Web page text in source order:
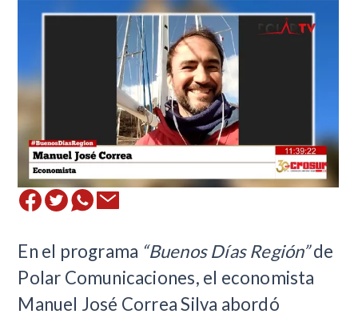
En el programa “Buenos Días Región”de
Polar Comunicaciones, el economista
Manuel José Correa Silva abordó